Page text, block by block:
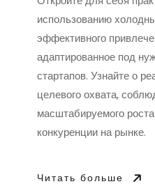
использованию
эффективного
адаптированное под
стартапов. Узнайте о
целевого охвата,
масштабируемого
конкуренции на рынке.
Читать больше